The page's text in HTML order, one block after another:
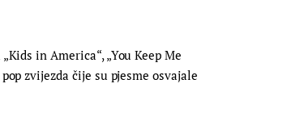
in America“, „You Keep Me
zvijezda čije su pjesme osvajale